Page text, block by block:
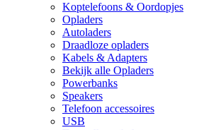
Koptelefoons & Oordopjes
Opladers
Autoladers
Draadloze opladers
Kabels & Adapters
Bekijk alle Opladers
Powerbanks
Speakers
Telefoon accessoires
USB